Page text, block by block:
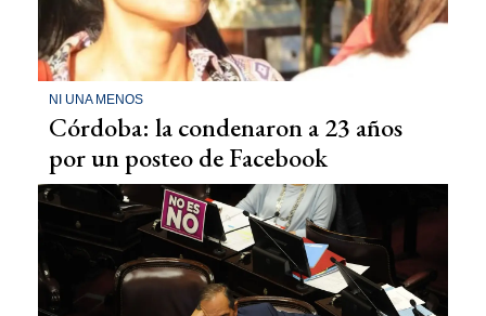
NI UNA MENOS
Córdoba: la condenaron a 23 años
por un posteo de Facebook